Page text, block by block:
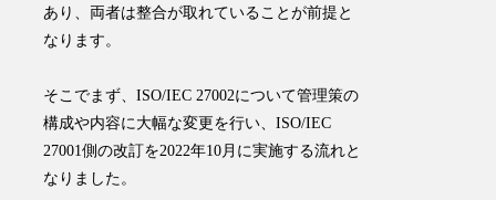
あり、両者は整合が取れていることが前提と
なります。
そこでまず、ISO/IEC 27002について管理策の
構成や内容に大幅な変更を行い、ISO/IEC
27001側の改訂を2022年10月に実施する流れと
なりました 。